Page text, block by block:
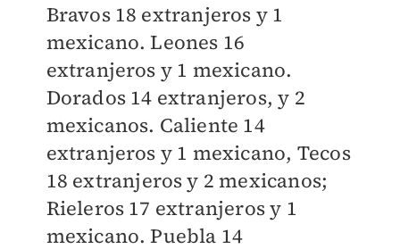
Bravos 18 extranjeros y 1
mexicano. Leones 16
extranjeros y 1 mexicano.
Dorados 14 extranjeros, y 2
mexicanos. Caliente 14
extranjeros y 1 mexicano, Tecos
18 extranjeros y 2 mexicanos;
Rieleros 17 extranjeros y 1
mexicano. Puebla 14